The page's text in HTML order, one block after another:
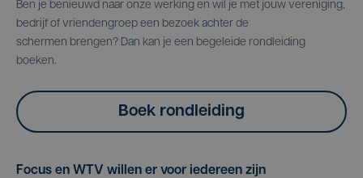
Ben je benieuwd naar onze werking en wil je met jouw vereniging,
bedrijf of vriendengroep een bezoek achter de
schermen brengen? Dan kan je een begeleide rondleiding
boeken.
Boek rondleiding
Focus en WTV willen er voor iedereen zijn